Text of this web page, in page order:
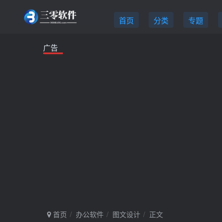
首页 分类 专题
广告
首页 办公软件 图文设计 正文